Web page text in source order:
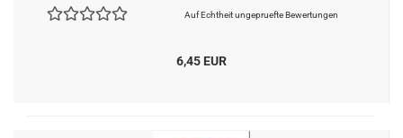
Auf Echtheit ungepruefte Bewertungen
6,45 EUR